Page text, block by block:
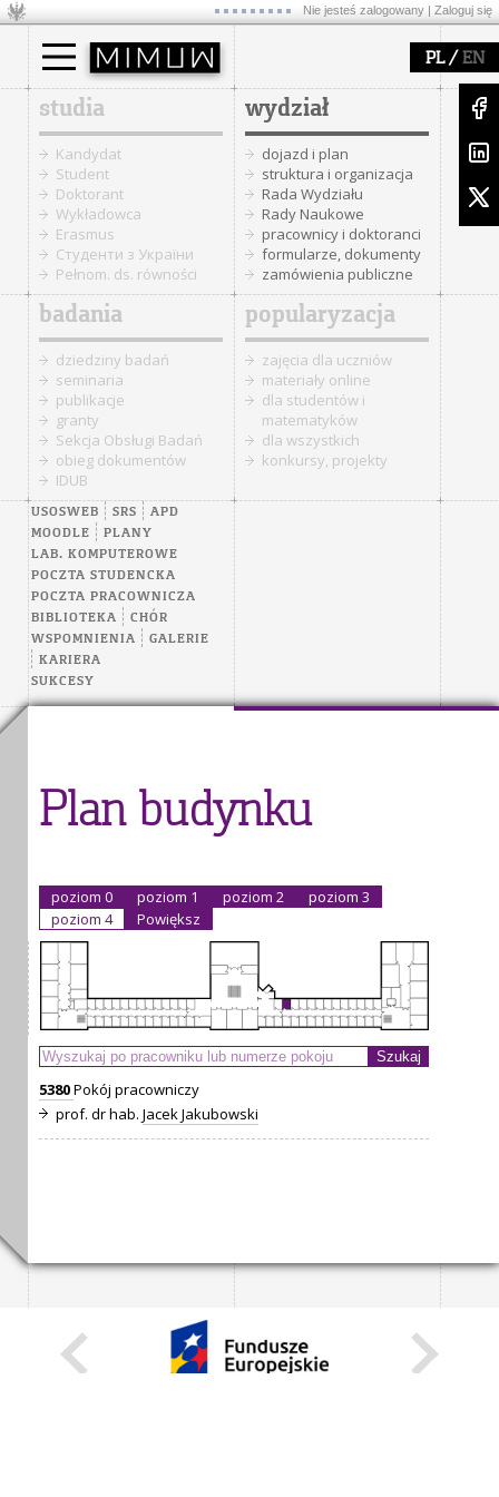
Nie jesteś zalogowany | Zaloguj się
PL/ EN
studia
Kandydat
Student
Doktorant
Wykładowca
Erasmus
Cтуденти з України
Pełnom. ds. równości
wydział
dojazd i plan
struktura i organizacja
Rada Wydziału
Rady Naukowe
pracownicy i doktoranci
formularze, dokumenty
zamówienia publiczne
badania
dziedziny badań
seminaria
publikacje
granty
Sekcja Obsługi Badań
obieg dokumentów
IDUB
popularyzacja
zajęcia dla uczniów
materiały online
dla studentów i
matematyków
dla wszystkich
konkursy, projekty
USOSWEB SRS
APD
MOODLE
PLANY
LAB. KOMPUTEROWE
POCZTA STUDENCKA
POCZTA PRACOWNICZA
BIBLIOTEKA
CHÓR
WSPOMNIENIA
GALERIE
KARIERA
SUKCESY
Plan budynku
poziom 0 poziom 1 poziom 2
poziom 3
poziom 4
Powiększ
5380Pokój pracowniczy
prof. dr hab. Jacek Jakubowski